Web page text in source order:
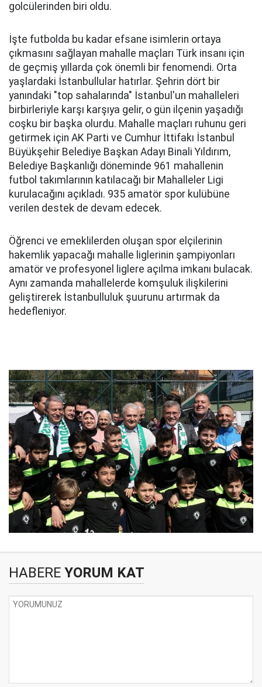
golcülerinden biri oldu.
İşte futbolda bu kadar efsane isimlerin ortaya
çıkmasını sağlayan mahalle maçları Türk insanı için
de geçmiş yıllarda çok önemli bir fenomendi. Orta
yaşlardaki İstanbullular hatırlar. Şehrin dört bir
yanındaki "top sahalarında" İstanbul'un mahalleleri
birbirleriyle karşı karşıya gelir, o gün ilçenin yaşadığı
coşku bir başka olurdu. Mahalle maçları ruhunu geri
getirmek için AK Parti ve Cumhur İttifakı İstanbul
Büyükşehir Belediye Başkan Adayı Binali Yıldırım,
Belediye Başkanlığı döneminde 961 mahallenin
futbol takımlarının katılacağı bir Mahalleler Ligi
kurulacağını açıkladı. 935 amatör spor kulübüne
verilen destek de devam edecek.
Öğrenci ve emeklilerden oluşan spor elçilerinin
hakemlik yapacağı mahalle liglerinin şampiyonları
amatör ve profesyonel liglere açılma imkanı bulacak.
Aynı zamanda mahallelerde komşuluk ilişkilerini
geliştirerek İstanbulluluk şuurunu artırmak da
hedefleniyor.
HABERE YORUM KAT